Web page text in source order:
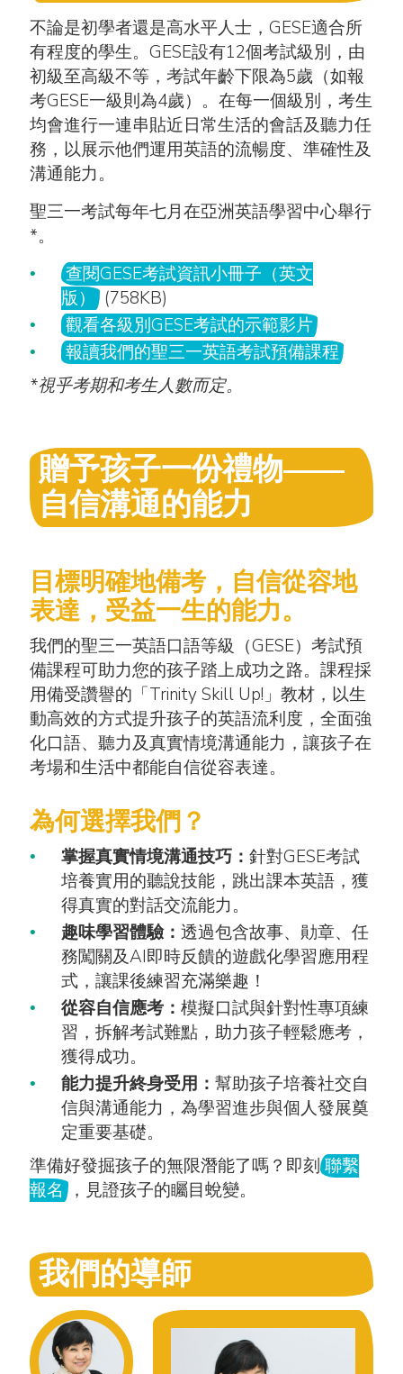
不論是初學者還是高水平人士，GESE適合所
有程度的學生。GESE設有12個考試級別，由
初級至高級不等，考試年齡下限為5歲（如報
考GESE一級則為4歲）。在每一個級別，考生
均會進行一連串貼近日常生活的會話及聽力任
務，以展示他們運用英語的流暢度、準確性及
溝通能力。
聖三一考試每年七月在亞洲英語學習中心舉行
*。
查閱GESE考試資訊小冊子（英文
版）
(758KB)
觀看各級別GESE考試的示範影片
報讀我們的聖三一英語考試預備課程
*視乎考期和考生人數而定。
贈予孩子一份禮物——
自信溝通的能力
目標明確地備考，自信從容地
表達，受益一生的能力。
我們的聖三一英語口語等級（GESE）考試預
備課程可助力您的孩子踏上成功之路。課程採
用備受讚譽的「Trinity Skill Up!」教材，以生
動高效的方式提升孩子的英語流利度，全面強
化口語、聽力及真實情境溝通能力，讓孩子在
考場和生活中都能自信從容表達。
為何選擇我們？
掌握真實情境溝通技巧： 針對GESE考試
培養實用的聽說技能，跳出課本英語，獲
得真實的對話交流能力。
趣味學習體驗： 透過包含故事、勛章、任
務闖關及AI即時反饋的遊戲化學習應用程
式，讓課後練習充滿樂趣！
從容自信應考： 模擬口試與針對性專項練
習，拆解考試難點，助力孩子輕鬆應考，
獲得成功。
能力提升終身受用： 幫助孩子培養社交自
信與溝通能力，為學習進步與個人發展奠
定重要基礎。
準備好發掘孩子的無限潛能了嗎？即刻 聯繫
報名 ，見證孩子的矚目蛻變。
我們的導師